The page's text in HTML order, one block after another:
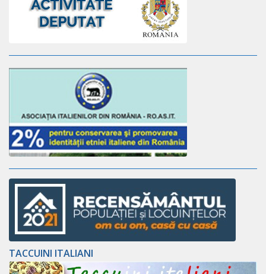
TACCUINI ITALIANI